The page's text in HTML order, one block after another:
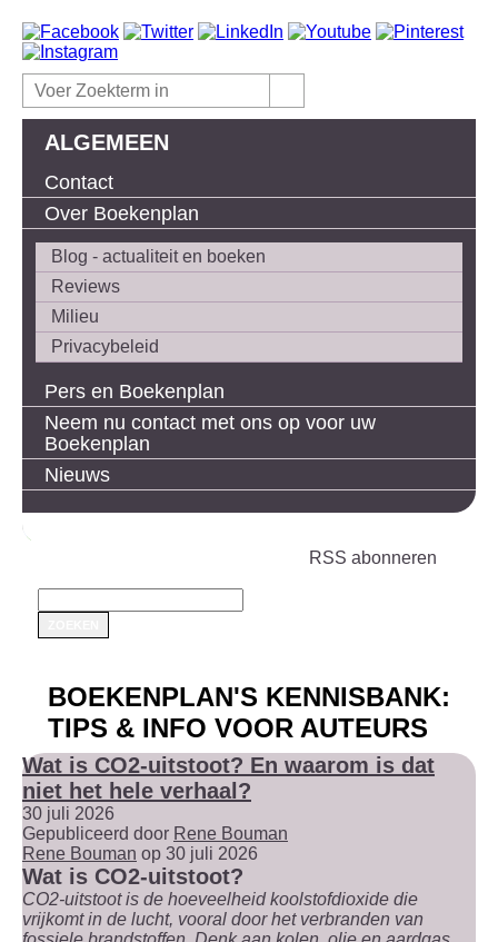
ALGEMEEN
Contact
Over Boekenplan
Blog - actualiteit en boeken
Reviews
Milieu
Privacybeleid
Pers en Boekenplan
Neem nu contact met ons op voor uw
Boekenplan
Nieuws
RSS abonneren
BOEKENPLAN'S KENNISBANK:
TIPS & INFO VOOR AUTEURS
Wat is CO2-uitstoot? En waarom is dat
niet het hele verhaal?
30 juli 2026
Gepubliceerd door Rene Bouman
Rene Bouman op 30 juli 2026
Wat is CO2-uitstoot?
CO2-uitstoot is de hoeveelheid koolstofdioxide die
vrijkomt in de lucht, vooral door het verbranden van